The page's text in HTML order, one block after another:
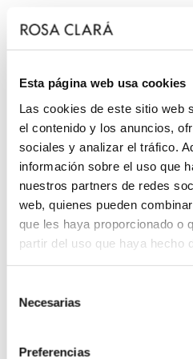
Esta página web usa cookies
Las cookies de este sitio web
el contenido y los anuncios,
sociales y analizar el tráfico.
información sobre el uso que
nuestros partners de redes
web, quienes pueden
que les haya proporcionado o
partir del uso que haya hecho
Necesarias
Preferencias